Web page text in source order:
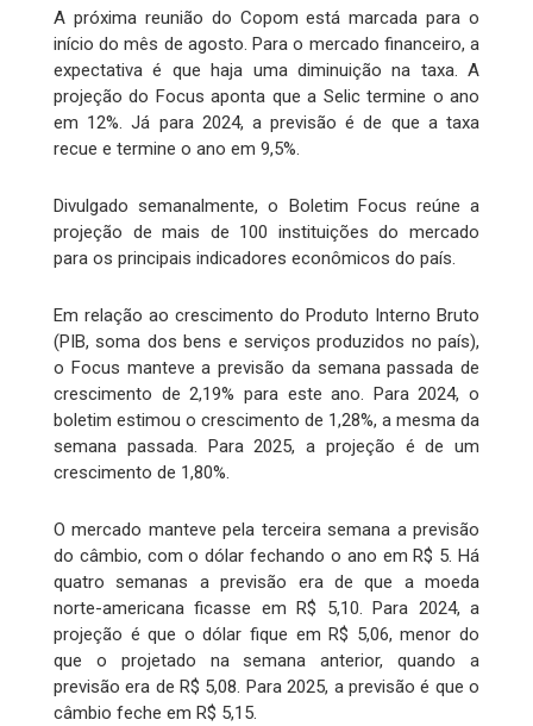
A próxima reunião do Copom está marcada para o
início do mês de agosto. Para o mercado financeiro, a
expectativa é que haja uma diminuição na taxa. A
projeção do Focus aponta que a Selic termine o ano
em 12%. Já para 2024, a previsão é de que a taxa
recue e termine o ano em 9,5%.
Divulgado semanalmente, o Boletim Focus reúne a
projeção de mais de 100 instituições do mercado
para os principais indicadores econômicos do país.
Em relação ao crescimento do Produto Interno Bruto
(PIB, soma dos bens e serviços produzidos no país),
o Focus manteve a previsão da semana passada de
crescimento de 2,19% para este ano. Para 2024, o
boletim estimou o crescimento de 1,28%, a mesma da
semana passada. Para 2025, a projeção é de um
crescimento de 1,80%.
O mercado manteve pela terceira semana a previsão
do câmbio, com o dólar fechando o ano em R$ 5. Há
quatro semanas a previsão era de que a moeda
norte-americana ficasse em R$ 5,10. Para 2024, a
projeção é que o dólar fique em R$ 5,06, menor do
que o projetado na semana anterior, quando a
previsão era de R$ 5,08. Para 2025, a previsão é que o
câmbio feche em R$ 5,15.